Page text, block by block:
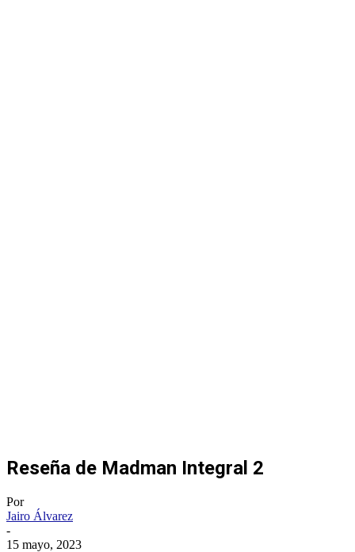
Reseña de Madman Integral 2
Por
Jairo Álvarez
-
15 mayo, 2023